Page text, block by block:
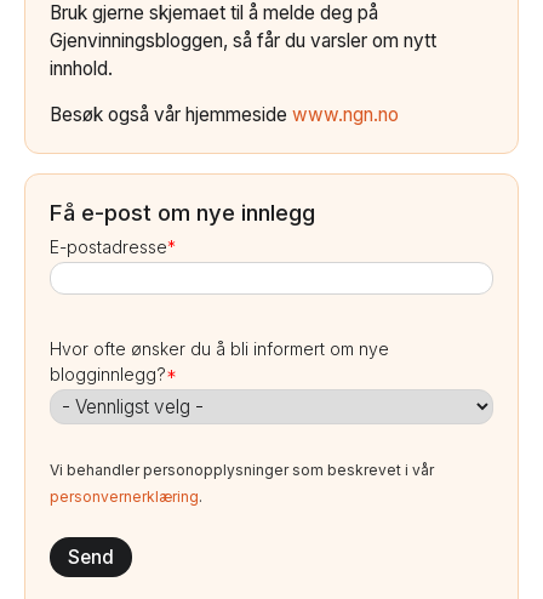
Bruk gjerne skjemaet til å melde deg på
Gjenvinningsbloggen, så får du varsler om nytt
innhold.
Besøk også vår hjemmeside www.ngn.no
Få e-post om nye innlegg
E-postadresse*
Hvor ofte ønsker du å bli informert om nye
blogginnlegg?*
Vi behandler personopplysninger som beskrevet i vår
personvernerklæring.